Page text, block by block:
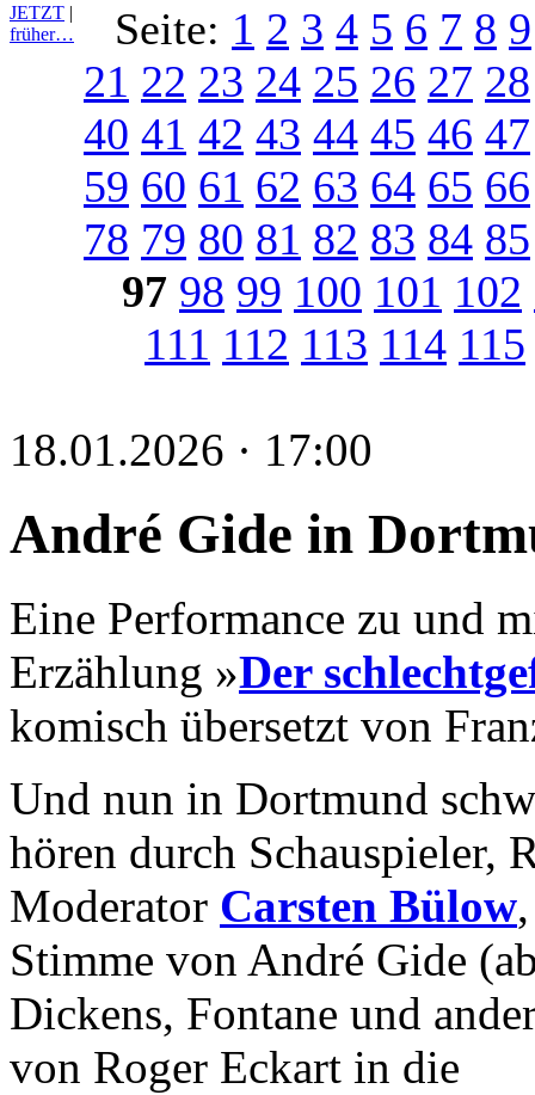
JETZT |
früher…
Seite: 1 2 3 4 5 6 7 8 9
21 22 23 24 25 26 27 28
40 41 42 43 44 45 46 47
59 60 61 62 63 64 65 66
78 79 80 81 82 83 84 85
97 98 99 100 101 102
111 112 113 114 115
18.01.2026 · 17:00
André Gide in
Eine Performance zu und
Erzählung »Der
komisch übersetzt von
Und nun in Dortmund
hören durch Schauspieler,
Moderator Carsten Bülow
Stimme von André Gide
Dickens, Fontane und
von Roger Eckart in die